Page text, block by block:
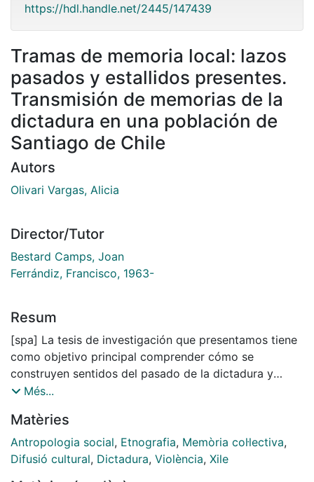
https://hdl.handle.net/2445/147439
Tramas de memoria local: lazos
pasados y estallidos presentes.
Transmisión de memorias de la
dictadura en una población de
Santiago de Chile
Autors
Olivari Vargas, Alicia
Director/Tutor
Bestard Camps, Joan
Ferrándiz, Francisco, 1963-
Resum
[spa] La tesis de investigación que presentamos tiene
como objetivo principal comprender cómo se
construyen sentidos del pasado de la dictadura y
cómo éstos se transmiten intergeneracionalmente en
Chile.
Los estudios sobre memorias de pasados violentos
Més...
Matèries
Antropologia social, Etnografia, Memòria col·lectiva,
Difusió cultural, Dictadura, Violència, Xile